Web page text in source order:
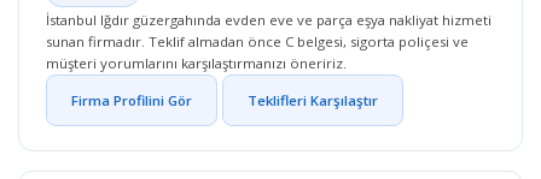
İstanbul Iğdır güzergahında evden eve ve parça eşya nakliyat hizmeti
sunan firmadır. Teklif almadan önce C belgesi, sigorta poliçesi ve
müşteri yorumlarını karşılaştırmanızı öneririz.
Firma Profilini Gör Teklifleri Karşılaştır